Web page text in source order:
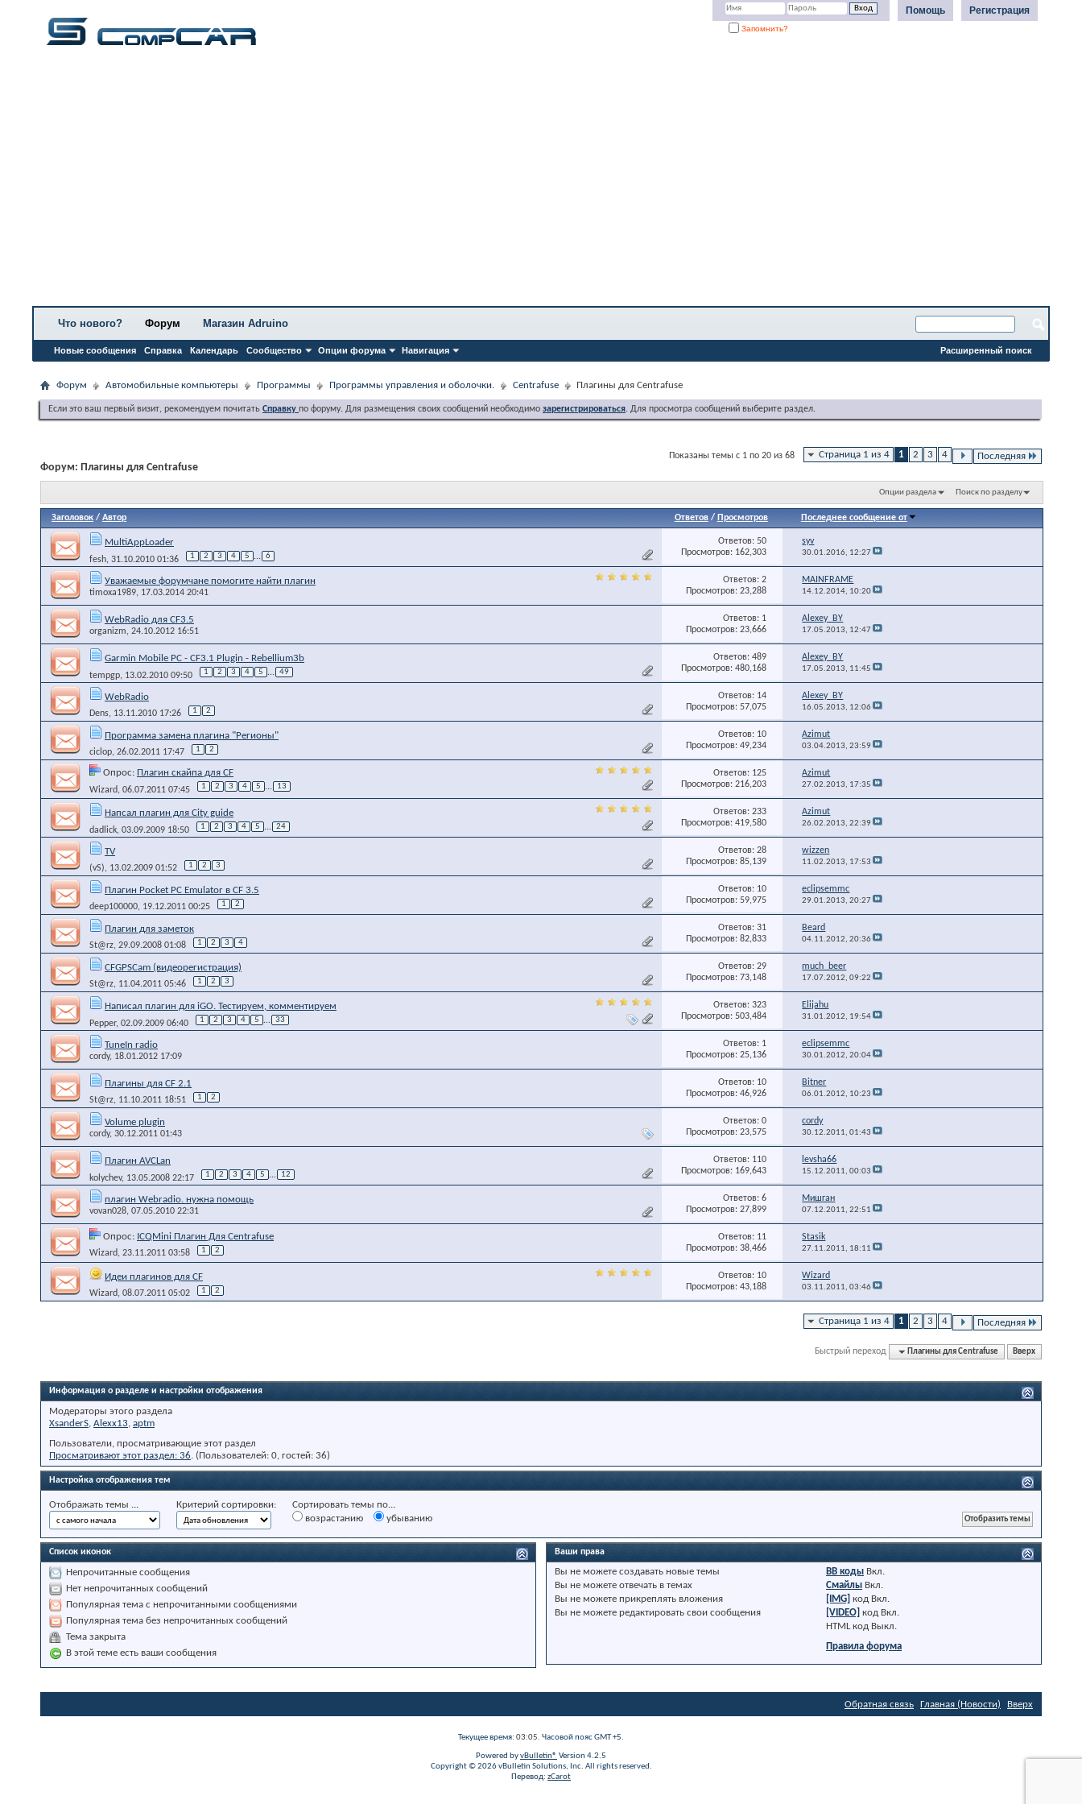
Регистрация
Помощь
Запомнить?
Что нового? Форум
Новые сообщения Справка Календарь Сообщество Опции форума Навигация
Магазин Adruino
Расширенный поиск
Форум Автомобильные компьютеры Программы Программы управления и оболочки. Centrafuse Плагины для Centrafuse
Если это ваш первый визит, рекомендуем почитать Справку по форуму. Для размещения своих сообщений необходимо зарегистрироваться. Для просмотра сообщений выберите раздел.
Страница 1 из 4 1 2 3 4 Последняя
Показаны темы с 1 по 20 из 68
Форум: Плагины для Centrafuse
Опции раздела Поиск по разделу
Заголовок / Автор Ответов/ Просмотров Последнее сообщение от
MultiAppLoader
fesh, 31.10.2010 01:36 1 2 3 4 5 ... 6
Ответов: 50
Просмотров: 162,303
syv
30.01.2016, 12:27
Уважаемые форумчане помогите найти плагин
timoxa1989, 17.03.2014 20:41
Ответов: 2
Просмотров: 23,288
MAINFRAME
14.12.2014, 10:20
WebRadio для CF3.5
organizm, 24.10.2012 16:51
Ответов: 1
Просмотров: 23,666
Alexey_BY
17.05.2013, 12:47
Garmin Mobile PC - CF3.1 Plugin - Rebellium3b
tempgp, 13.02.2010 09:50 1 2 3 4 5 ... 49
Ответов: 489
Просмотров: 480,168
Alexey_BY
17.05.2013, 11:45
WebRadio
Dens, 13.11.2010 17:26 1 2
Ответов: 14
Просмотров: 57,075
Alexey_BY
16.05.2013, 12:06
Программа замена плагина "Регионы"
ciclop, 26.02.2011 17:47 1 2
Ответов: 10
Просмотров: 49,234
Azimut
03.04.2013,23:59
Опрос: Плагин скайпа для CF
Wizard, 06.07.2011 07:45 1 2 3 4 5 ... 13
Ответов: 125
Просмотров: 216,203
Azimut
27.02.2013, 17:35
Напсал плагин для Сity guide
dadlick, 03.09.2009 18:50 1 2 3 4 5 ... 24
Ответов: 233
Просмотров: 419,580
Azimut
26.02.2013,22:39
TV
(vS), 13.02.2009 01:52 1 2 3
Ответов: 28
Просмотров: 85,139
wizzen
11.02.2013, 17:53
Плагин Pocket PC Emulator в CF 3.5
deep100000, 19.12.2011 00:25 1 2
Ответов: 10
Просмотров: 59,975
eclipsemmc
29.01.2013,20:27
Плагин для заметок
St@rz, 29.09.2008 01:08 1 2 3 4
Ответов: 31
Просмотров: 82,833
Beard
04.11.2012,20:36
CFGPSCam (видеорегистрация)
St@rz, 11.04.2011 05:46 1 2 3
Ответов: 29
Просмотров: 73,148
much_beer
17.07.2012,09:22
Написал плагин для iGO. Тестируем, комментируем
Pepper, 02.09.2009 06:40 1 2 3 4 5 ... 33
Ответов: 323
Просмотров: 503,484
Elijahu
31.01.2012, 19:54
TuneIn radio
cordy, 18.01.2012 17:09
Ответов: 1
Просмотров: 25,136
eclipsemmc
30.01.2012,20:04
Плагины для CF 2.1
St@rz, 11.10.2011 18:51 1 2
Ответов: 10
Просмотров: 46,926
Bitner
06.01.2012, 10:23
Volume plugin
cordy, 30.12.2011 01:43
Ответов: 0
Просмотров: 23,575
cordy
30.12.2011,01:43
Плагин AVCLan
kolychev, 13.05.2008 22:17 1 2 3 4 5 ... 12
Ответов: 110
Просмотров: 169,643
levsha66
15.12.2011,00:03
плагин Webradio. нужна помощь
vovan028, 07.05.2010 22:31
Ответов: 6
Просмотров: 27,899
Мишган
07.12.2011,22:51
Опрос: ICQMini Плагин Для Centrafuse
Wizard, 23.11.2011 03:58 1 2
Ответов: 11
Просмотров: 38,466
Stasik
27.11.2011, 18:11
Идеи плагинов для CF
Wizard, 08.07.2011 05:02 1 2
Ответов: 10
Просмотров: 43,188
Wizard
03.11.2011,03:46
Страница 1 из 4 1 2 3 4 Последняя
Быстрый переход Плагины для Centrafuse Вверх
Информация о разделе и настройки отображения
Модераторы этого раздела
XsanderS, Alexx13, aptm
Пользователи, просматривающие этот раздел
Просматривают этот раздел: 36. (Пользователей: 0, гостей: 36)
Настройка отображения тем
Отображать темы ... Критерий сортировки:
Сортировать темы по...
возрастанию
убыванию
Список иконок
Непрочитанные сообщения
Нет непрочитанных сообщений
Популярная тема с непрочитанными сообщениями
Популярная тема без непрочитанных сообщений
Тема закрыта
В этой теме есть ваши сообщения
Ваши права
Вы не можете создавать новые темы
Вы не можете отвечать в темах
Вы не можете прикреплять вложения
Вы не можете редактировать свои сообщения
BB коды Вкл.
Смайлы Вкл.
[IMG] код Вкл.
[VIDEO] код Вкл.
HTML код Выкл.
Правила форума
Обратная связь Главная (Новости) Вверх
Текущее время: 03:05. Часовой пояс GMT +5.
Powered byvBulletin® Version 4.2.5
Copyright © 2026 vBulletin Solutions, Inc. All rights reserved.
Перевод: zCarot